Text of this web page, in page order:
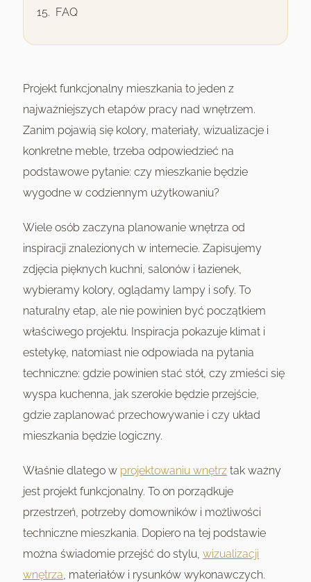
FAQ
Projekt funkcjonalny mieszkania to jeden z
najważniejszych etapów pracy nad wnętrzem.
Zanim pojawią się kolory, materiały, wizualizacje i
konkretne meble, trzeba odpowiedzieć na
podstawowe pytanie: czy mieszkanie będzie
wygodne w codziennym użytkowaniu?
Wiele osób zaczyna planowanie wnętrza od
inspiracji znalezionych w internecie. Zapisujemy
zdjęcia pięknych kuchni, salonów i łazienek,
wybieramy kolory, oglądamy lampy i sofy. To
naturalny etap, ale nie powinien być początkiem
właściwego projektu. Inspiracja pokazuje klimat i
estetykę, natomiast nie odpowiada na pytania
techniczne: gdzie powinien stać stół, czy zmieści się
wyspa kuchenna, jak szerokie będzie przejście,
gdzie zaplanować przechowywanie i czy układ
mieszkania będzie logiczny.
Właśnie dlatego w projektowaniu wnętrz tak ważny
jest projekt funkcjonalny. To on porządkuje
przestrzeń, potrzeby domowników i możliwości
techniczne mieszkania. Dopiero na tej podstawie
można świadomie przejść do stylu, wizualizacji
wnętrza , materiałów i rysunków wykonawczych.